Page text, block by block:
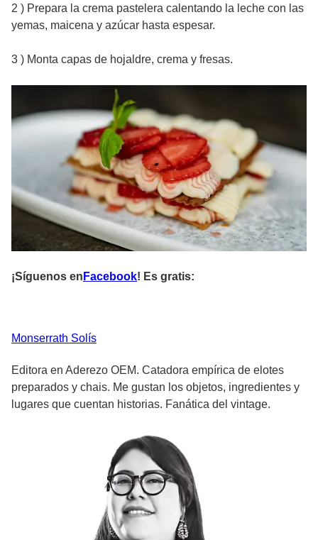
2 ) Prepara la crema pastelera calentando la leche con las
yemas, maicena y azúcar hasta espesar.
3 ) Monta capas de hojaldre, crema y fresas.
¡Síguenos en Facebook! Es gratis:
Monserrath Solís
Editora en Aderezo OEM. Catadora empírica de elotes
preparados y chais. Me gustan los objetos, ingredientes y
lugares que cuentan historias. Fanática del vintage.